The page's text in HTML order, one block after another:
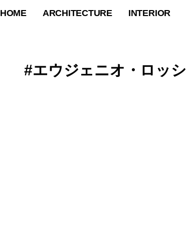
HOME ARCHITECTURE INTERIOR
エウジェニオ・ロッシ